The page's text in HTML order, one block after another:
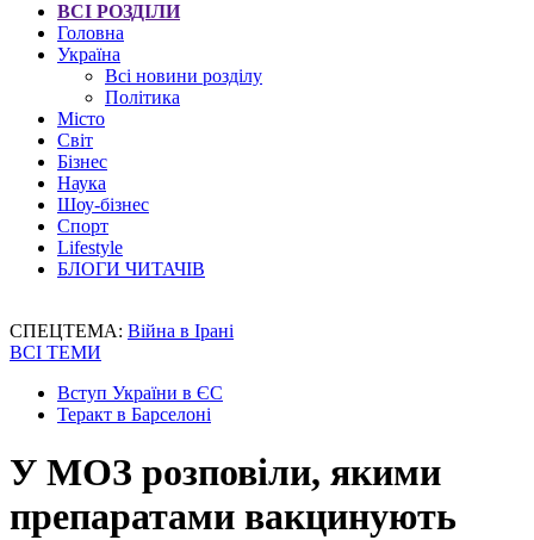
ВСІ РОЗДІЛИ
Головна
Україна
Всі новини розділу
Політика
Місто
Світ
Бізнес
Наука
Шоу-бізнес
Спорт
Lifestyle
БЛОГИ ЧИТАЧІВ
СПЕЦТЕМА: Війна в Ірані
ВСІ ТЕМИ
Вступ України в ЄС
Теракт в Барселоні
У МОЗ розповіли, якими
препаратами вакцинують